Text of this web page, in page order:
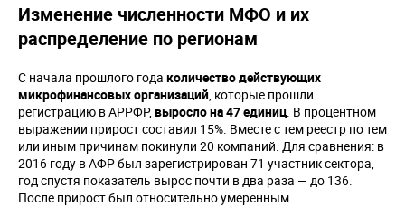
Изменение численности МФО и их
распределение по регионам
С начала прошлого года количество действующих
микрофинансовых организаций , которые прошли
регистрацию в АРРФР, выросло на 47 единиц. В процентном
выражении прирост составил 15%. Вместе с тем реестр по тем
или иным причинам покинули 20 компаний. Для сравнения: в
2016 году в АФР был зарегистрирован 71 участник сектора,
год спустя показатель вырос почти в два раза — до 136.
После прирост был относительно умеренным.